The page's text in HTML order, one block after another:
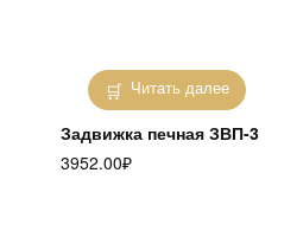
Читать далее
Задвижка печная ЗВП-3
3952.00₽